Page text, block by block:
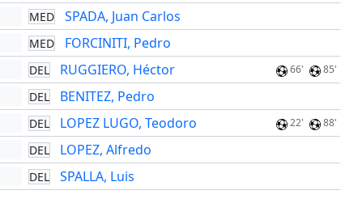
MED SPADA, Juan Carlos
MED FORCINITI, Pedro
DEL RUGGIERO, Héctor 66' 85'
DEL BENITEZ, Pedro
DEL LOPEZ LUGO, Teodoro 22' 88'
DEL LOPEZ, Alfredo
DEL SPALLA, Luis